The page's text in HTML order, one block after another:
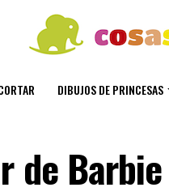
DIBUJOS DE PRINCESAS
de